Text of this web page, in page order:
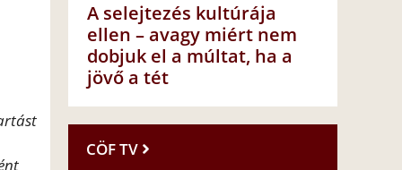
A selejtezés kultúrája
ellen – avagy miért nem
dobjuk el a múltat, ha a
jövő a tét
CÖF TV